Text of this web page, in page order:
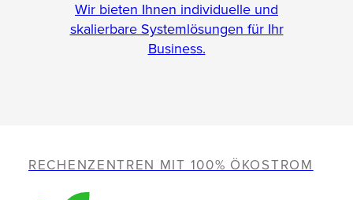
Wir bieten Ihnen individuelle und
skalierbare Systemlösungen für Ihr
Business.
RECHENZENTREN MIT 100% ÖKOSTROM